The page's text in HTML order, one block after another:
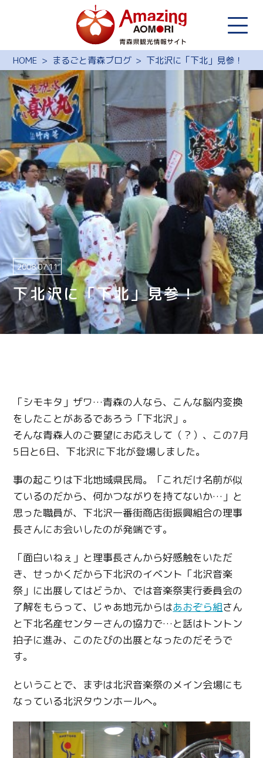
HOME まるごと青森ブログ 下北沢に「下北」見参！
下北沢に「下北」見参！
2008.07.11
「シモキタ」ザワ…青森の人なら、こんな脳内変換
をしたことがあるであろう「下北沢」。
そんな青森人のご要望にお応えして（？）、この7月
5日と6日、下北沢に下北が登場しました。
事の起こりは下北地域県民局。「これだけ名前が似
ているのだから、何かつながりを持てないか…」と
思った職員が、下北沢一番街商店街振興組合の理事
長さんにお会いしたのが発端です。
「面白いねぇ」と理事長さんから好感触をいただ
き、せっかくだから下北沢のイベント「北沢音楽
祭」に出展してはどうか、では音楽祭実行委員会の
了解をもらって、じゃあ地元からはあおぞら組さん
と下北名産センターさんの協力で…と話はトントン
拍子に進み、このたびの出展となったのだそうで
す。
ということで、まずは北沢音楽祭のメイン会場にも
なっている北沢タウンホールへ。